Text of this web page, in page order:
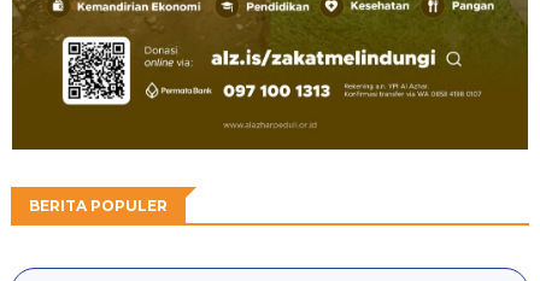
BERITA POPULER